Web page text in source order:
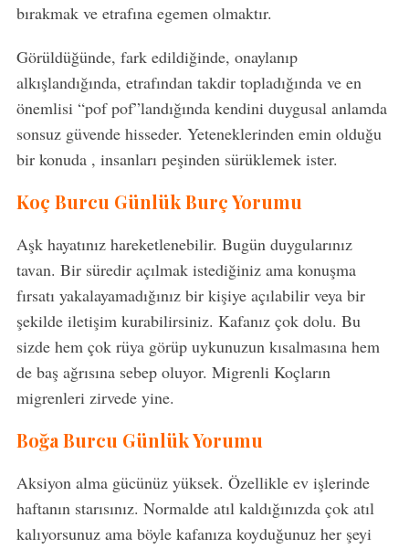
bırakmak ve etrafına egemen olmaktır.
Görüldüğünde, fark edildiğinde, onaylanıp
alkışlandığında, etrafından takdir topladığında ve en
önemlisi “pof pof”landığında kendini duygusal anlamda
sonsuz güvende hisseder. Yeteneklerinden emin olduğu
bir konuda , insanları peşinden sürüklemek ister.
Koç Burcu Günlük Burç Yorumu
Aşk hayatınız hareketlenebilir. Bugün duygularınız
tavan. Bir süredir açılmak istediğiniz ama konuşma
fırsatı yakalayamadığınız bir kişiye açılabilir veya bir
şekilde iletişim kurabilirsiniz. Kafanız çok dolu. Bu
sizde hem çok rüya görüp uykunuzun kısalmasına hem
de baş ağrısına sebep oluyor. Migrenli Koçların
migrenleri zirvede yine.
Boğa Burcu Günlük Yorumu
Aksiyon alma gücünüz yüksek. Özellikle ev işlerinde
haftanın starısınız. Normalde atıl kaldığınızda çok atıl
kalıyorsunuz ama böyle kafanıza koyduğunuz her şeyi